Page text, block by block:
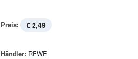
Preis: € 2,49
Händler: REWE